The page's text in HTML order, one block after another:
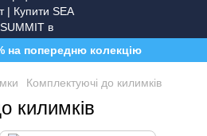
на попередню колекцію
Комплектуючі до килимків
килимків